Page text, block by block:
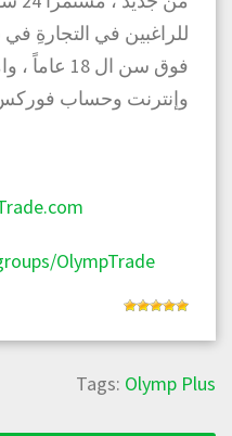
للراغبين في التجارةِ
فوق سن ال
وإنترنت وحساب
OlympTrade
Tags: Olymp Plus